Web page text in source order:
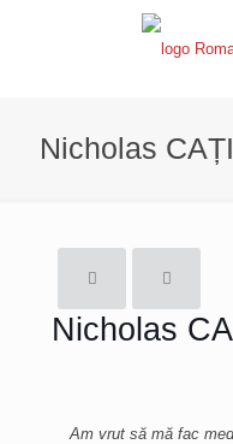
Nicholas
Nicholas
Am vrut să mă fac